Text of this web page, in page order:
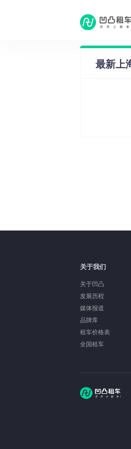
租车问答 ·上海服
最新上
关于我们
关于凹凸
发展历程
媒体报道
品牌库
租车价格表
全国租车